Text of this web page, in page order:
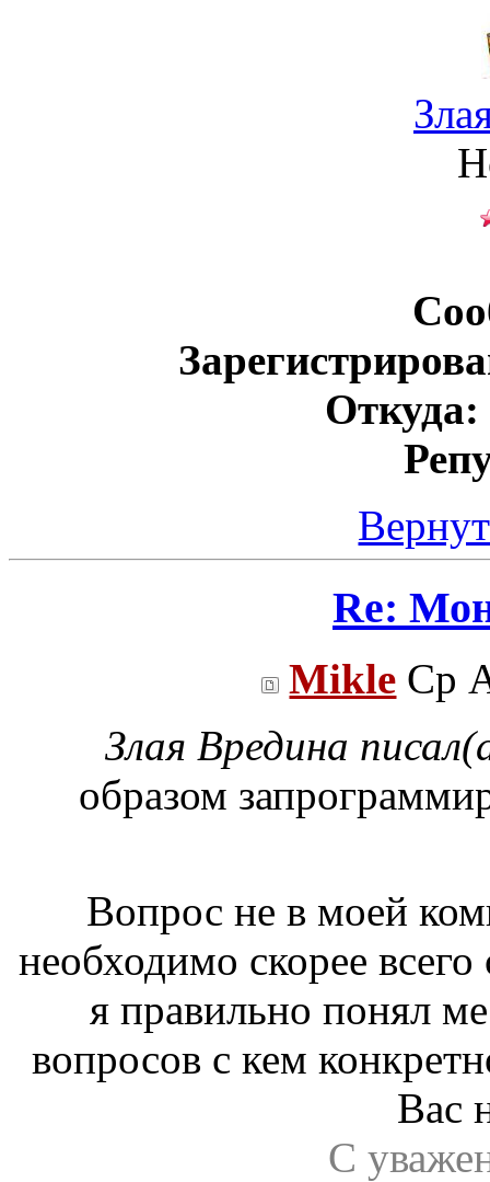
Откуда:
Re:
Mikle Ср
Злая Вредина
образом
Вопрос не в моей
необходимо скорее всего
я правильно понял
вопросов с кем
Вас
С